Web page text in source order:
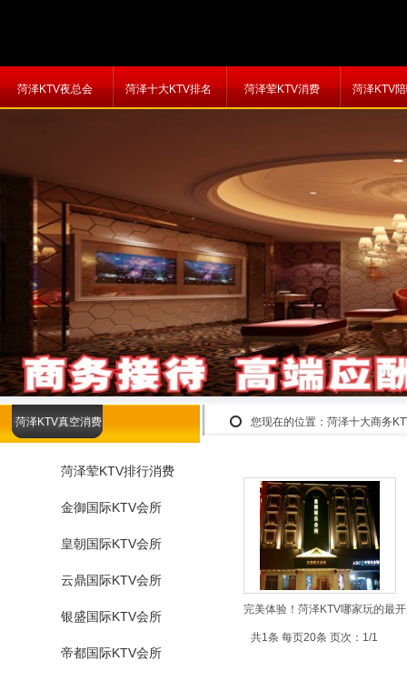
菏泽KTV夜总会 菏泽十大KTV排名 菏泽荤KTV消费 菏泽KTV
您现在的位置： 菏泽十大商务
菏泽KTV真空消费
菏泽荤KTV排行消费
金御国际KTV会所
皇朝国际KTV会所
云鼎国际KTV会所
银盛国际KTV会所
帝都国际KTV会所
完美体验！菏泽KTV哪家玩的最
共1条 每页20条 页次：1/1